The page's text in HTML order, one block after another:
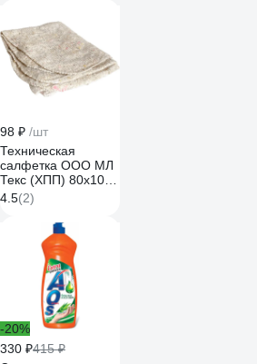
УДАЛИТЕЛЬ
НАГАРА 6 кг
026ЩП6
98 ₽ /шт
Техническая
салфетка ООО МЛ
Текс (ХПП) 80x100
см, серая, в
индивидуальном
пакете 22-3040
4.5(2)
-20%
330 ₽415 ₽